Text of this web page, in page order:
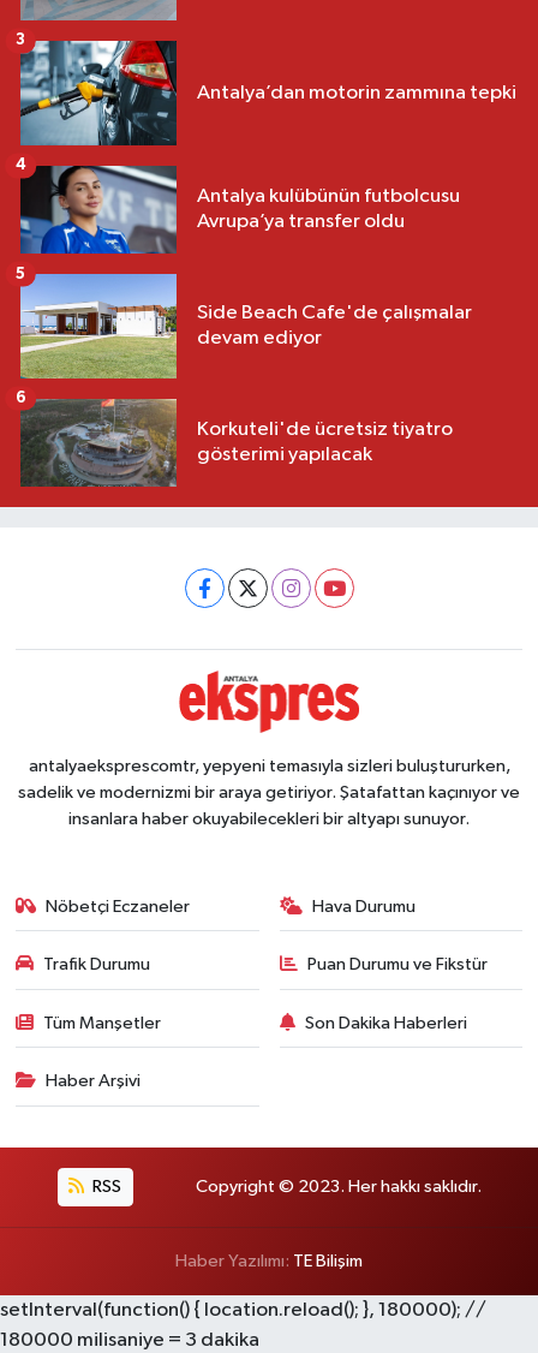
Antalya’dan motorin zammına tepki
3
Antalya kulübünün futbolcusu
Avrupa’ya transfer oldu
4
Side Beach Cafe'de çalışmalar
devam ediyor
5
Korkuteli'de ücretsiz tiyatro
gösterimi yapılacak
6
antalyaeksprescomtr, yepyeni temasıyla sizleri buluştururken,
sadelik ve modernizmi bir araya getiriyor. Şatafattan kaçınıyor ve
insanlara haber okuyabilecekleri bir altyapı sunuyor.
Nöbetçi Eczaneler Hava Durumu
Trafik Durumu Puan Durumu ve Fikstür
Tüm Manşetler Son Dakika Haberleri
Haber Arşivi
RSS Copyright © 2023. Her hakkı saklıdır.
Haber Yazılımı: TE Bilişim
setInterval(function() { location.reload(); }, 180000); //
180000 milisaniye = 3 dakika